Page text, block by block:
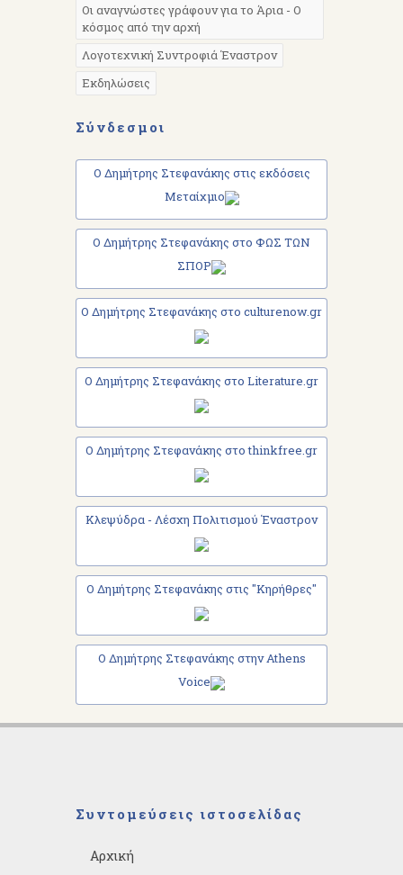
Οι αναγνώστες γράφουν για το Άρια - Ο
κόσμος από την αρχή
Λογοτεχνική Συντροφιά Έναστρον
Εκδηλώσεις
Σύνδεσμοι
Ο Δημήτρης Στεφανάκης στις εκδόσεις
Μεταίχμιο
Ο Δημήτρης Στεφανάκης στο ΦΩΣ ΤΩΝ
ΣΠΟΡ
Ο Δημήτρης Στεφανάκης στο culturenow.gr
Ο Δημήτρης Στεφανάκης στο Literature.gr
Ο Δημήτρης Στεφανάκης στο thinkfree.gr
Κλεψύδρα - Λέσχη Πολιτισμού Έναστρον
Ο Δημήτρης Στεφανάκης στις "Κηρήθρες"
Ο Δημήτρης Στεφανάκης στην Athens
Voice
Συντομεύσεις ιστοσελίδας
Αρχική